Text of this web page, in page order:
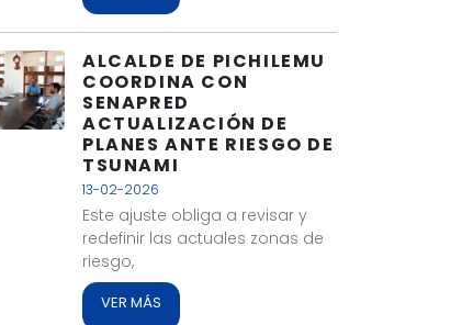
ALCALDE DE PICHILEMU
COORDINA CON
SENAPRED
ACTUALIZACIÓN DE
PLANES ANTE RIESGO DE
TSUNAMI
13-02-2026
Este ajuste obliga a revisar y
redefinir las actuales zonas de
riesgo,
VER MÁS